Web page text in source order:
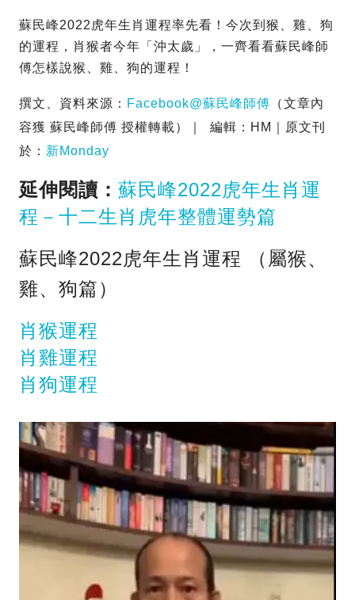
蘇民峰2022虎年生肖運程率先看！今次到猴、雞、狗
的運程，肖猴者今年「沖太歲」，一齊看看蘇民峰師
傅怎樣說猴、雞、狗的運程！
撰文、資料來源： Facebook@蘇民峰師傅 （文章內
容獲 蘇民峰師傅 授權轉載）｜ 編輯：HM｜原文刊
於： 新Monday
延伸閱讀： 蘇民峰2022虎年生肖運
程－十二生肖虎年整體運勢篇
蘇民峰2022虎年生肖運程 （屬猴、
雞、狗篇）
肖猴運程
肖雞運程
肖狗運程